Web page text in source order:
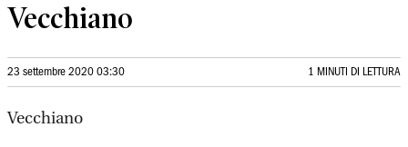
Vecchiano
23 settembre 2020 03:30 1 MINUTI DI LETTURA
Vecchiano